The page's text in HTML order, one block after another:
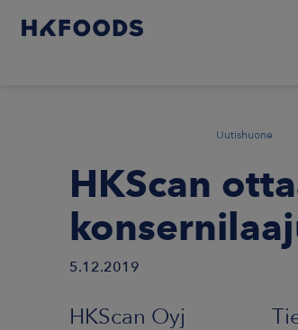
Uutishuone
HKScan
5.12.2019
HKScan Oyj